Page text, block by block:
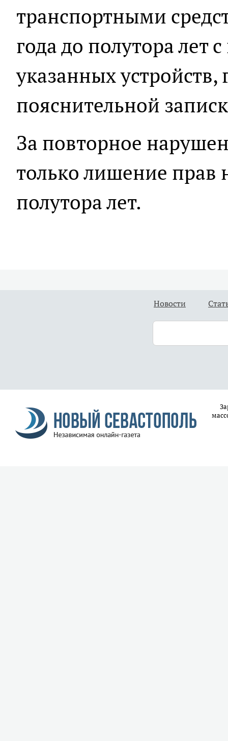
транспортными
года до полутора лет
указанных устройств,
пояснительной
За повторное
только лишение прав
полутора лет.
Новости